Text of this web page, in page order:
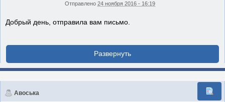
Отправлено 24 ноября 2016 - 16:19
Добрый день, отправила вам письмо.
Авоська